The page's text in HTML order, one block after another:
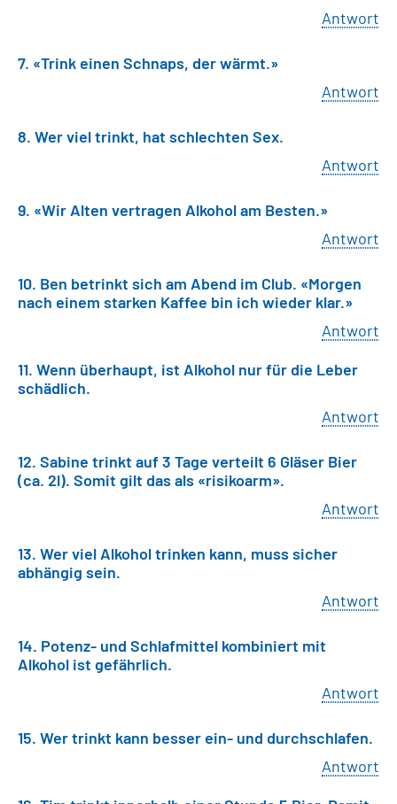
Antwort
7. «Trink einen Schnaps, der wärmt.»
Antwort
8. Wer viel trinkt, hat schlechten Sex.
Antwort
9. «Wir Alten vertragen Alkohol am Besten.»
Antwort
10. Ben betrinkt sich am Abend im Club. «Morgen
nach einem starken Kaffee bin ich wieder klar.»
Antwort
11. Wenn überhaupt, ist Alkohol nur für die Leber
schädlich.
Antwort
12. Sabine trinkt auf 3 Tage verteilt 6 Gläser Bier
(ca. 2l). Somit gilt das als «risikoarm».
Antwort
13. Wer viel Alkohol trinken kann, muss sicher
abhängig sein.
Antwort
14. Potenz- und Schlafmittel kombiniert mit
Alkohol ist gefährlich.
Antwort
15. Wer trinkt kann besser ein- und durchschlafen.
Antwort